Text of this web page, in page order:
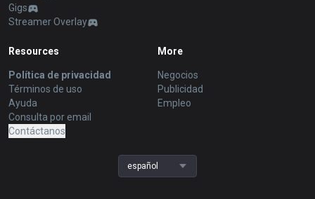
Gigs
Streamer Overlay
Resources
Política de privacidad
Términos de uso
Ayuda
Consulta por email
Contáctanos
More
Negocios
Publicidad
Empleo
español